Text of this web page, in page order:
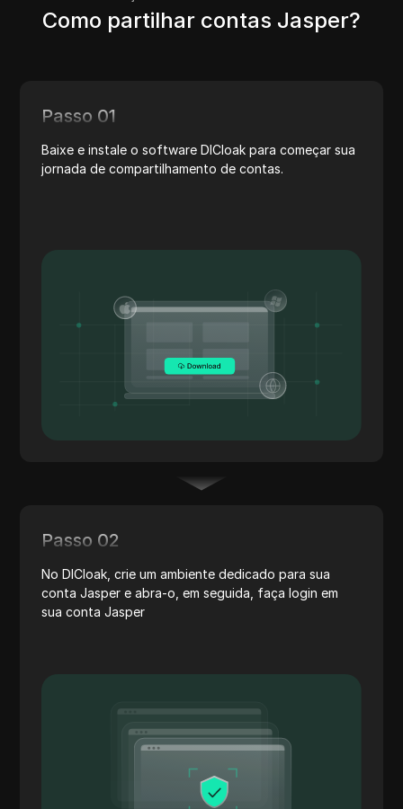
Como partilhar contas Jasper?
Passo 01
Baixe e instale o software DICloak para começar sua
jornada de compartilhamento de contas.
Passo 02
No DICloak, crie um ambiente dedicado para sua
conta Jasper e abra-o, em seguida, faça login em
sua conta Jasper